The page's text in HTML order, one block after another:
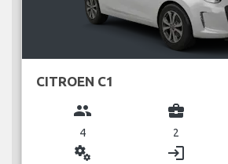
CITROEN C1
group
4
business_center
2
miscellaneous_services login